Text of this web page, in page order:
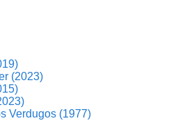
(2023)
Verdugos (1977)